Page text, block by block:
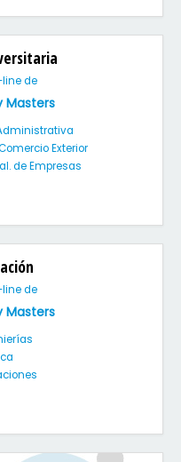
de
Masters
Exterior
de Empresas
de
Masters